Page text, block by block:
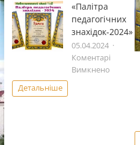
«Палітра
педагогічних
знахідок-2024»
05.04.2024
Коментарі
Вимкненодо
Детальніше